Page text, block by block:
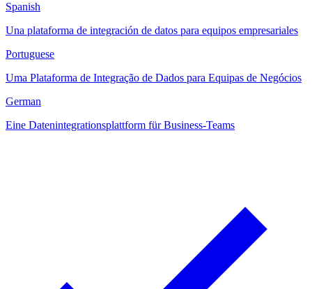
Spanish
Una plataforma de integración de datos para equipos empresariales
Portuguese
Uma Plataforma de Integração de Dados para Equipas de Negócios
German
Eine Datenintegrationsplattform für Business-Teams